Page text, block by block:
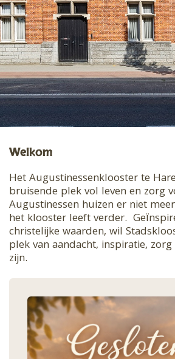
Welkom
Het Augustinessenklooster te
bruisende plek vol leven en zorg
Augustinessen huizen er niet
het klooster leeft verder.
christelijke waarden, wil
plek van aandacht, inspiratie,
zijn.